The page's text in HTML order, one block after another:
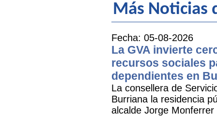
Más Noticias
Fecha: 05-08-2026
La GVA invierte
recursos sociales
dependientes en
La consellera de
Burriana la residencia
alcalde Jorge Monferrer